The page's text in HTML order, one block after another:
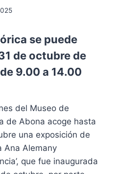
se puede
de octubre de
9.00 a 14.00
del Museo de
de Abona acoge hasta
una exposición de
Ana Alemany
que fue inaugurada